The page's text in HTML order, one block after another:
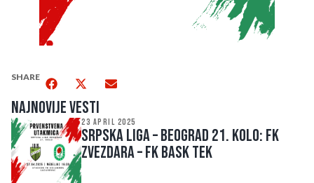
SHARE
Najnovije vesti
23 APRIL 2025
SRPSKA LIGA – BEOGRAD 21. kolo: FK
ZVEZDARA – FK BASK TEK